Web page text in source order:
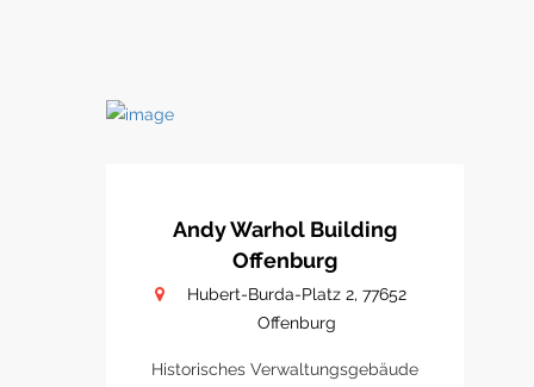
Andy Warhol Building
Offenburg
Hubert-Burda-Platz 2, 77652
Offenburg
Historisches Verwaltungsgebäude